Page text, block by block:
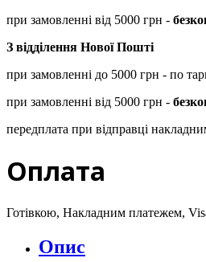
при замовленні від 5000 грн -
З відділення Нової Пошті
при замовленні до 5000 грн - по
при замовленні від 5000 грн -
передплата при відправці
Оплата
Готівкою, Накладним платежем,
Опис